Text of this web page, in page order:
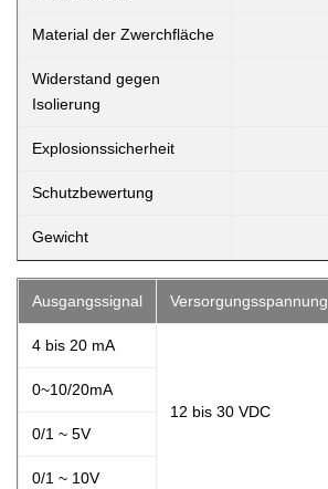
Material der Zwerchfläche
Widerstand gegen
Isolierung
Explosionssicherheit
Schutzbewertung
Gewicht
Ausgangssignal Versorgungsspannung
4 bis 20 mA
12 bis 30 VDC
0~10/20mA
0/1 ~ 5V
0/1 ~ 10V